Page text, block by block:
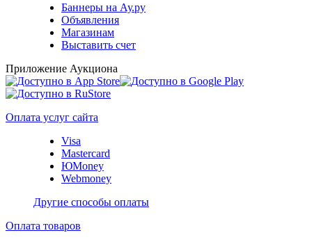
Баннеры на Ау.ру
Объявления
Магазинам
Выставить счет
Приложение Аукциона
Оплата услуг сайта
Visa
Mastercard
ЮMoney
Webmoney
Другие способы оплаты
Оплата товаров